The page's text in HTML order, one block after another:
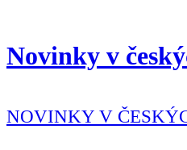
Novinky v
NOVINKY V